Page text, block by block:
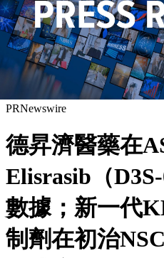
PRNewswire
德昇濟醫藥在
Elisrasib（
數據；新一代
制劑在初治